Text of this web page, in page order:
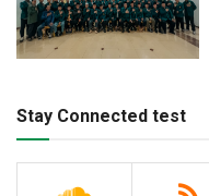
Stay Connected test